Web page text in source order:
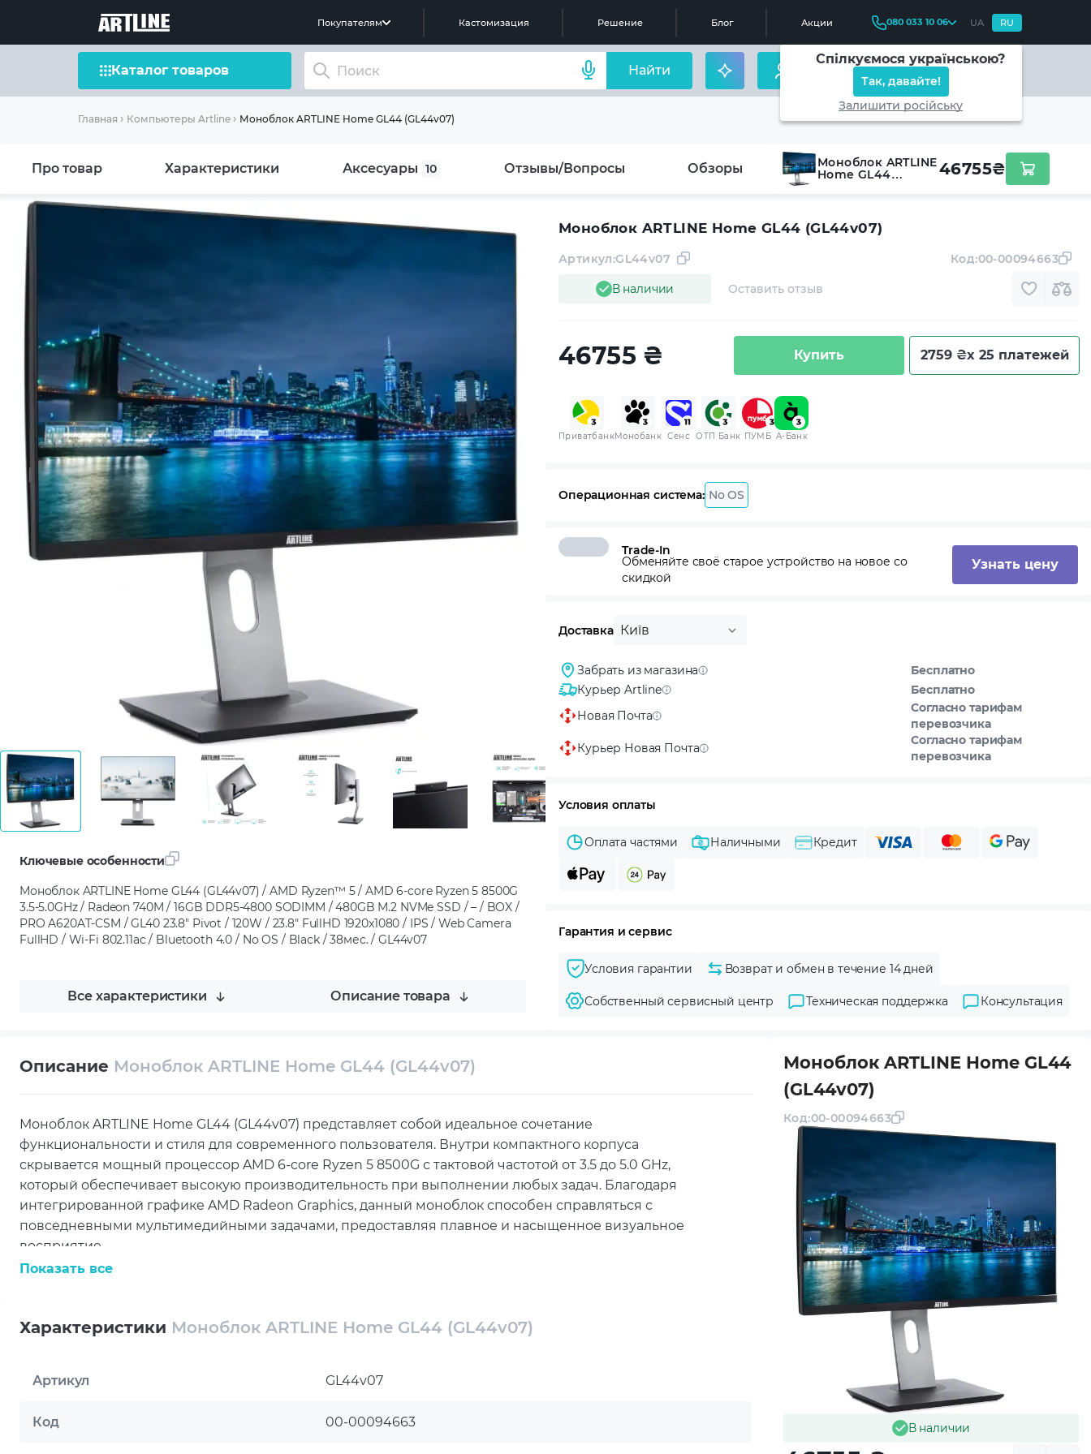
Покупателям Кастомизация Решение Блог Акции 080 033 10 06 UA RU
Спілкуємося українською?
Так, давайте!
Залишити російську
Каталог товаров Найти
Главная Компьютеры Artline Моноблок ARTLINE Home GL44 (GL44v07)
Про товар Характеристики Аксесуары 10 Отзывы/Вопросы Обзоры
Моноблок ARTLINE
Home GL44
46755₴
Ключевые особенности
Моноблок ARTLINE Home GL44 (GL44v07) / AMD Ryzen™ 5 / AMD 6-core Ryzen 5 8500G
3.5-5.0GHz / Radeon 740M / 16GB DDR5-4800 SODIMM / 480GB M.2 NVMe SSD / – / BOX /
PRO A620AT-CSM / GL40 23.8" Pivot / 120W / 23.8" FullHD 1920x1080 / IPS / Web Camera
FullHD / Wi-Fi 802.11ac / Bluetooth 4.0 / No OS / Black / 38мес. / GL44v07
Все характеристики Описание товара
Моноблок ARTLINE Home GL44 (GL44v07)
В наличии
Артикул:GL44v07
Оставить отзыв
Код:00-00094663
46755 ₴ Купить 2759 ₴x 25 платежей
ПриватбанкМонобанк Сенс ОТП Банк ПУМБ A-Банк
Операционная система: No OS
Trade-In
Обменяйте своё старое устройство на новое со
скидкой
Узнать цену
Доставка Київ
Забрать из магазина
Бесплатно
Курьер Artline
Бесплатно
Новая Почта
Согласно тарифам
перевозчика
Курьер Новая Почта
Согласно тарифам
перевозчика
Условия оплаты
Оплата частями Наличными Кредит
Гарантия и сервис
Условия гарантии Возврат и обмен в течение 14 дней
Собственный сервисный центр Техническая поддержка Консультация
Описание Моноблок ARTLINE Home GL44 (GL44v07)
Моноблок ARTLINE Home GL44 (GL44v07) представляет собой идеальное сочетание
функциональности и стиля для современного пользователя. Внутри компактного корпуса
скрывается мощный процессор AMD 6-core Ryzen 5 8500G с тактовой частотой от 3.5 до 5.0 GHz,
который обеспечивает высокую производительность при выполнении любых задач. Благодаря
интегрированной графике AMD Radeon Graphics, данный моноблок способен справляться с
повседневными мультимедийными задачами, предоставляя плавное и насыщенное визуальное
восприятие.
предусмотрен быстрый и надежный 480GB M.2 NVMe SSD, обеспечивающий мгновенный доступ к
файлам и быструю загрузку системы. Встроенные стереодинамики и веб-камера делают моноблок
периферийных устройств. Два порта USB 2.0 и универсальный USB Type-C обеспечивают быстрое и
удобное подключение, а поддержка Wi-Fi 802.11ac и Bluetooth 4.0 гарантирует стабильную
Показать все
Характеристики Моноблок ARTLINE Home GL44 (GL44v07)
Артикул GL44v07
Код 00-00094663
Моноблок ARTLINE Home GL44
(GL44v07)
Код:00-00094663
В наличии